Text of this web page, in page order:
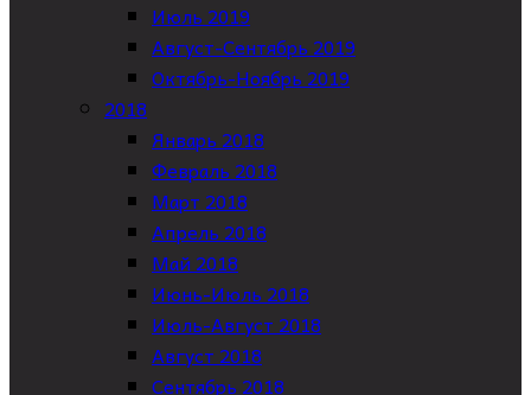
Июль 2019
Август-Сентябрь 2019
Октябрь-Ноябрь 2019
2018
Январь 2018
Февраль 2018
Март 2018
Апрель 2018
Май 2018
Июнь-Июль 2018
Июль-Август 2018
Август 2018
Сентябрь 2018